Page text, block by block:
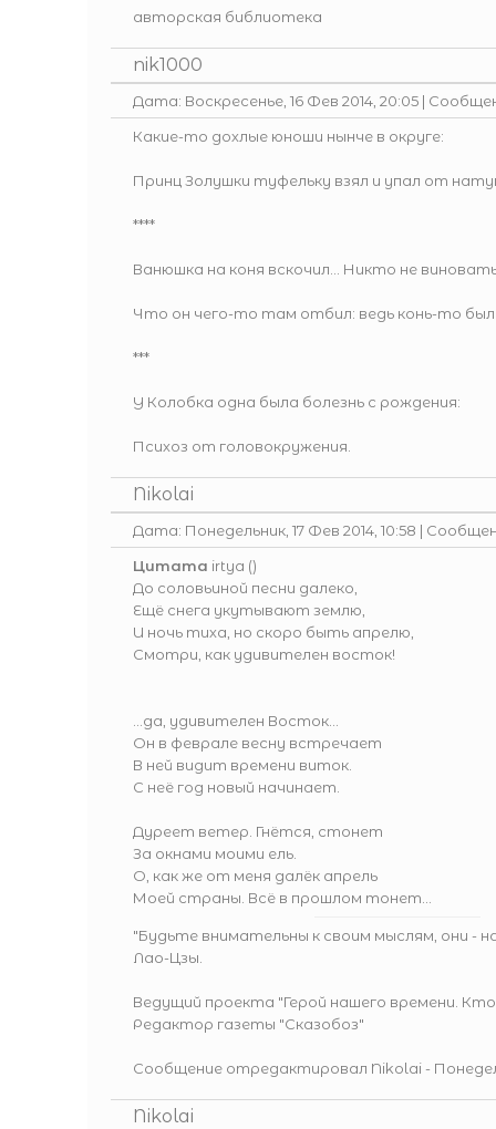
авторская библиотека
nik1000
Дата: Воскресенье, 16 Фев 2014, 20:05 |
Какие-то дохлые юноши нынче в округе:
Принц Золушки туфельку взял и упал от
****
Ванюшка на коня вскочил… Никто не
Что он чего-то там отбил: ведь конь-то
***
У Колобка одна была болезнь с рождения:
Психоз от головокружения.
Nikolai
Дата: Понедельник, 17 Фев 2014, 10:58 |
Цитата irtya ()
До соловьиной песни далеко,
Ещё снега укутывают землю,
И ночь тиха, но скоро быть апрелю,
Смотри, как удивителен восток!
...да, удивителен Восток...
Он в феврале весну встречает
В ней видит времени виток.
С неё год новый начинает.
Дуреет ветер. Гнётся, стонет
За окнами моими ель.
О, как же от меня далёк апрель
Моей страны. Всё в прошлом тонет…
"Будьте внимательны к своим мыслям, они -
Лао-Цзы.
Ведущий проекта "Герой нашего времени.
Редактор газеты "Сказобоз"
Сообщение отредактировал Nikolai-
Nikolai